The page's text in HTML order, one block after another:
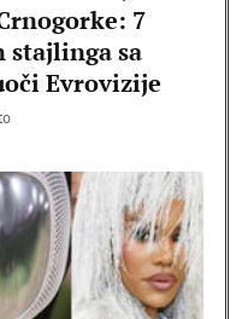
7
sa
Evrovizije